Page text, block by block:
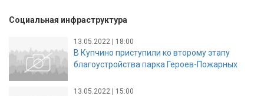
Социальная инфраструктура
13.05.2022 | 18:00
В Купчино приступили ко второму этапу
благоустройства парка Героев-Пожарных
13.05.2022 | 15:00